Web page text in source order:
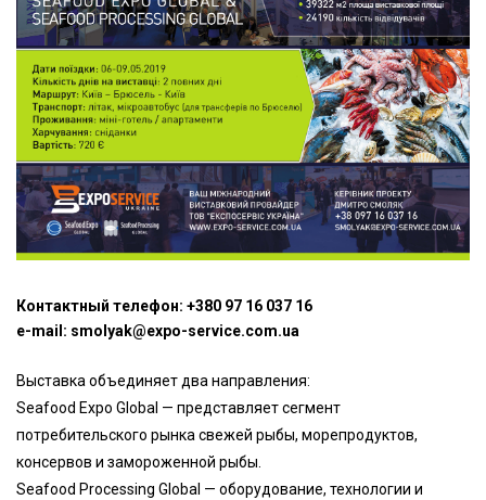
Контактный телефон: +380 97 16 037 16
e-mail: smolyak@expo-service.com.ua
Выставка объединяет два направления:
Seafood Expo Global — представляет сегмент
потребительского рынка свежей рыбы, морепродуктов,
консервов и замороженной рыбы.
Seafood Processing Global — оборудование, технологии и